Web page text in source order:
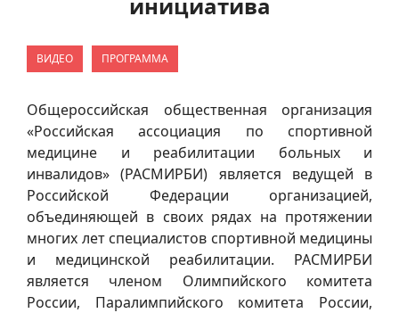
ВИДЕО ПРОГРАММА
Общероссийская общественная организация
«Российская ассоциация по спортивной
медицине и реабилитации больных и
инвалидов» (РАСМИРБИ) является ведущей в
Российской Федерации организацией,
объединяющей в своих рядах на протяжении
многих лет специалистов спортивной медицины
и медицинской реабилитации. РАСМИРБИ
является членом Олимпийского комитета
России, Паралимпийского комитета России,